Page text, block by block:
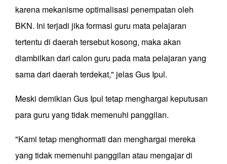
karena mekanisme optimalisasi penempatan oleh
BKN. Ini terjadi jika formasi guru mata pelajaran
tertentu di daerah tersebut kosong, maka akan
diambilkan dari calon guru pada mata pelajaran yang
sama dari daerah terdekat," jelas Gus Ipul.
Meski demikian Gus Ipul tetap menghargai keputusan
para guru yang tidak memenuhi panggilan.
"Kami tetap menghormati dan menghargai mereka
yang tidak memenuhi panggilan atau mengajar di